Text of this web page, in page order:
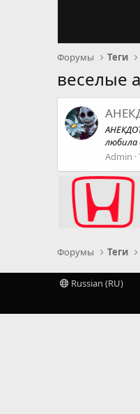
Форумы Теги
веселые
любила
Admin
Форумы Теги
Russian (RU)